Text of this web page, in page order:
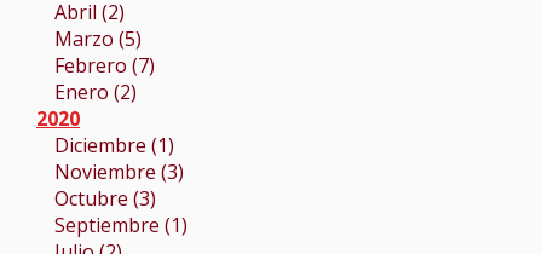
Abril (2)
Marzo (5)
Febrero (7)
Enero (2)
2020
Diciembre (1)
Noviembre (3)
Octubre (3)
Septiembre (1)